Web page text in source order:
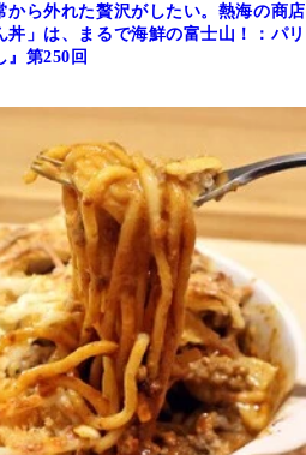
から外れた贅沢がしたい。熱海の商店
」は、まるで海鮮の富士山！：パリ
』第250回